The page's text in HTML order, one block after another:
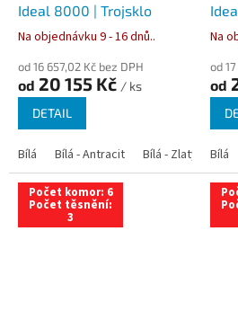
Ideal 8000 | Trojsklo
Na objednávku 9 - 16 dnů..
od 16 657,02 Kč bez DPH
od 20 155 Kč / ks
DETAIL
Bílá Bílá - Antracit Bílá - Zlatý dub
Na
od
od
Bílá
Počet komor: 6
Počet těsnění:
3